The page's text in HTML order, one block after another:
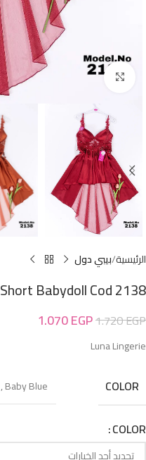
Click to enlarge
الرئيسية بيبي دول
Short Babydoll Cod 2138
1.720EGP
1.070EGP
Luna Lingerie
COLOR
,Baby Blue
COLOR